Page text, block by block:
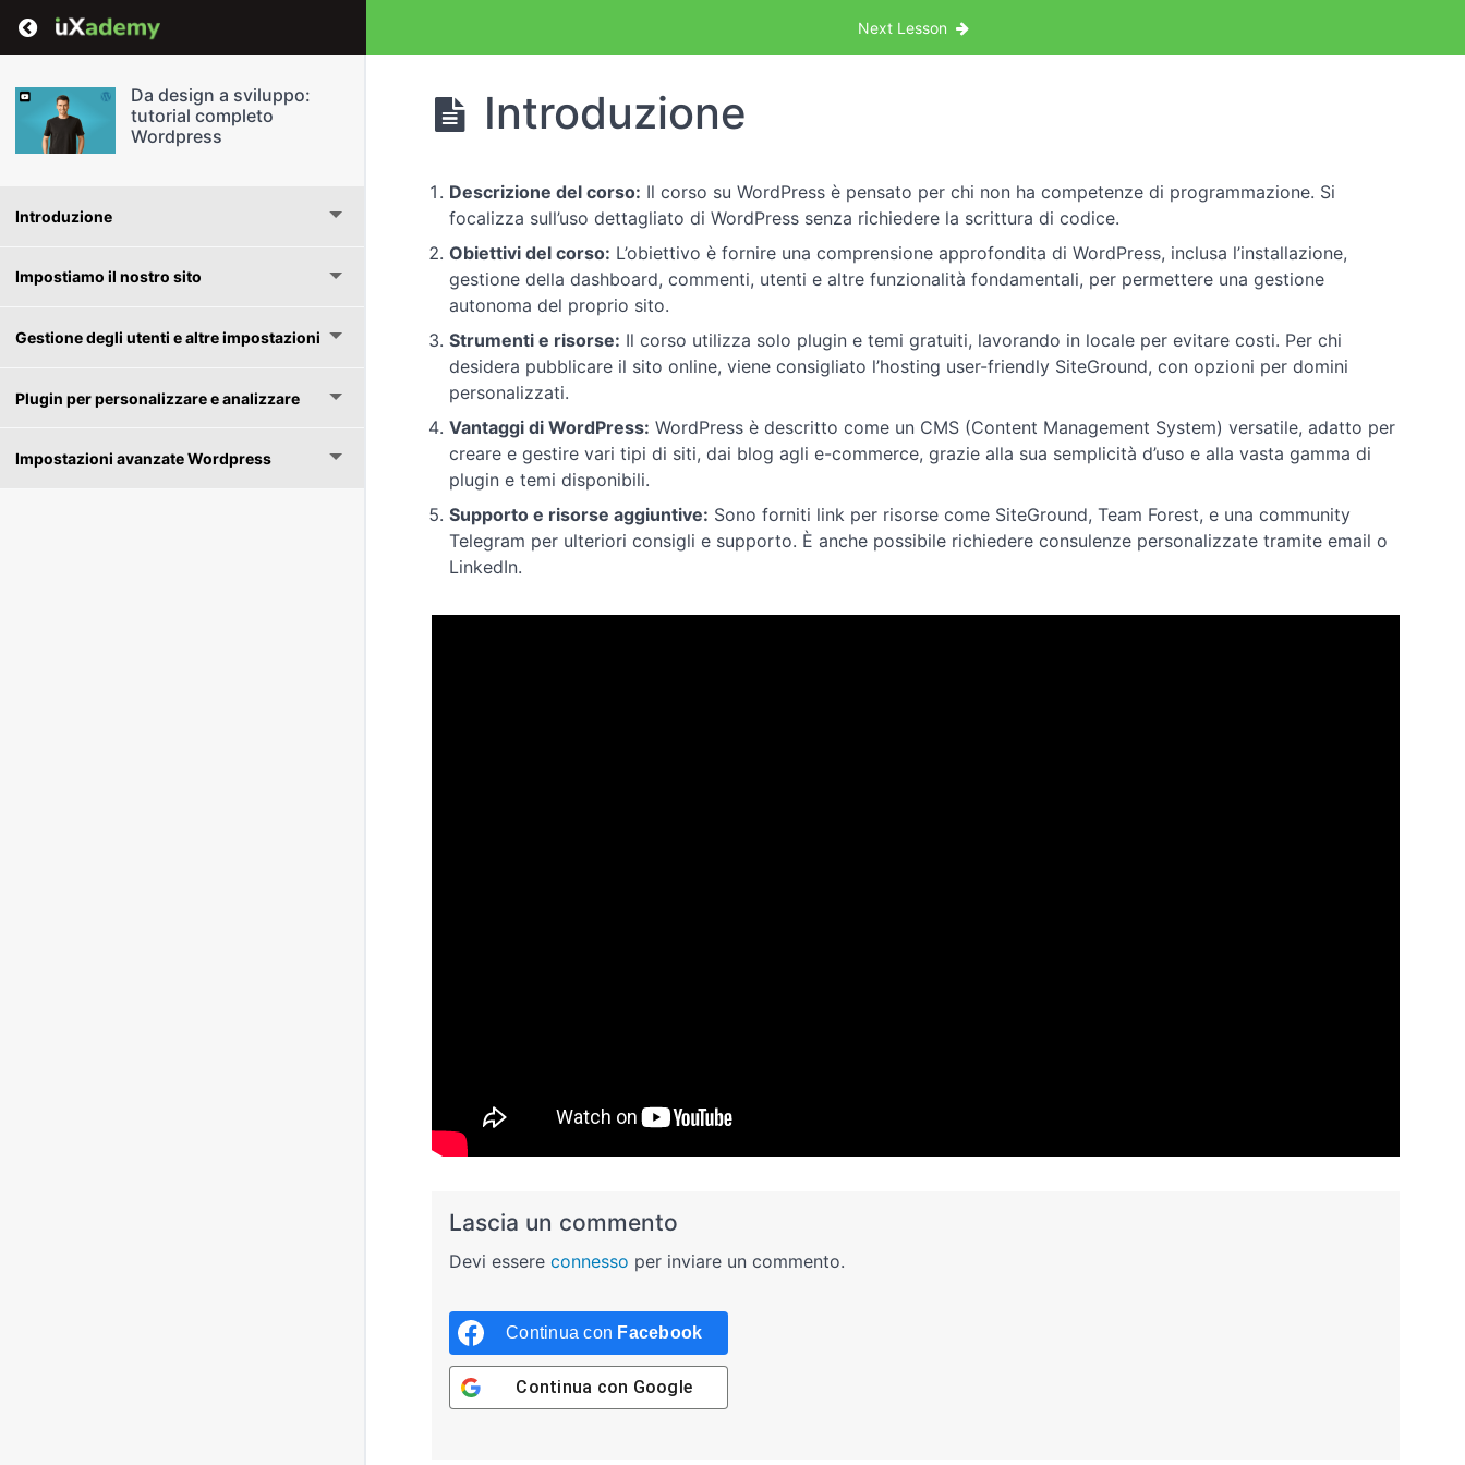
Return to course: Da design a sviluppo: tutorial completo WordPress Next Lesson
Da design a sviluppo:
tutorial completo
Wordpress
Introduzione
Impostiamo il nostro sito
Gestione degli utenti e altre impostazioni
Plugin per personalizzare e analizzare
Impostazioni avanzate Wordpress
Introduzione
Descrizione del corso: Il corso su WordPress è pensato per chi non ha competenze di programmazione. Si
focalizza sull’uso dettagliato di WordPress senza richiedere la scrittura di codice.
Obiettivi del corso: L’obiettivo è fornire una comprensione approfondita di WordPress, inclusa l’installazione,
gestione della dashboard, commenti, utenti e altre funzionalità fondamentali, per permettere una gestione
autonoma del proprio sito.
Strumenti e risorse: Il corso utilizza solo plugin e temi gratuiti, lavorando in locale per evitare costi. Per chi
desidera pubblicare il sito online, viene consigliato l’hosting user-friendly SiteGround, con opzioni per domini
personalizzati.
Vantaggi di WordPress: WordPress è descritto come un CMS (Content Management System) versatile, adatto per
creare e gestire vari tipi di siti, dai blog agli e-commerce, grazie alla sua semplicità d’uso e alla vasta gamma di
plugin e temi disponibili.
Supporto e risorse aggiuntive: Sono forniti link per risorse come SiteGround, Team Forest, e una community
Telegram per ulteriori consigli e supporto. È anche possibile richiedere consulenze personalizzate tramite email o
LinkedIn.
Lascia un commento
Devi essere connesso per inviare un commento.
Continua con Facebook
Continua con Google